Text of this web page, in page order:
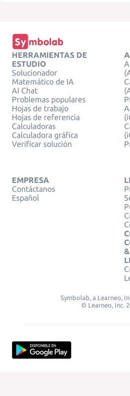
HERRAMIENTAS DE
ESTUDIO
Solucionador
Matemático de IA
AI Chat
Problemas populares
Hojas de trabajo
Hojas de referencia
Calculadoras
Calculadora gráfica
Verificar solución
EMPRESA
Contáctanos
Español
Symbolab, a Learneo,
© Learneo, Inc.